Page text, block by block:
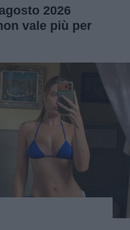
2026
vale più per